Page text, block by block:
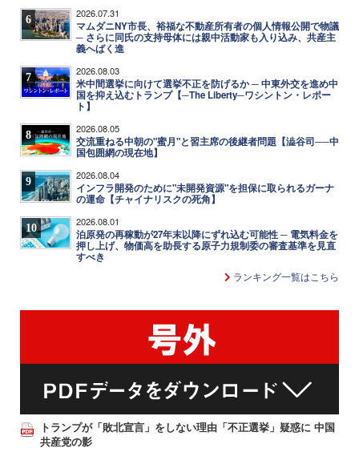
6 2026.07.31
マムダニNY市長、裕福な不動産所有者の個人情報公開で物議
─ さらに同氏の支持母体には親中活動家も入り込み、共産主
義へばく進
7 2026.08.03
米中間選挙に向けて選挙不正を防げるか ─ 中東外交を進め中
国を抑え込むトランプ【─The Liberty─ワシントン・レポー
ト】
8 2026.08.05
交流重ねる中朝の"蜜月"と習主席の後継者問題【澁谷司──中
国包囲網の現在地】
9 2026.08.04
インフラ開発のために"未開発資源"を担保に取られるガーナ
の運命【チャイナリスクの死角】
10 2026.08.01
泊原発の再稼動が27年末以降にずれ込む可能性 ─ 電気料金を
押し上げ、物価高を助長する原子力規制委の審査基準を見直
すべき
ランキング一覧はこちら
トランプが「敗北宣言」をしない理由「不正選挙」疑惑に 中国
共産党の影